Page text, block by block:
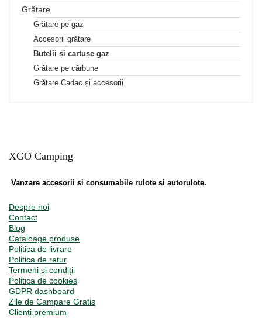
Grătare
Grătare pe gaz
Accesorii grătare
Butelii și cartușe gaz
Grătare pe cărbune
Grătare Cadac și accesorii
XGO Camping
Vanzare accesorii si consumabile rulote si autorulote.
Despre noi
Contact
Blog
Cataloage produse
Politica de livrare
Politica de retur
Termeni și condiții
Politica de cookies
GDPR dashboard
Zile de Campare Gratis
Clienți premium